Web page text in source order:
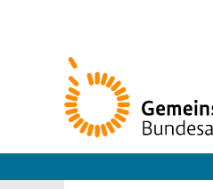
Zur
Startseite